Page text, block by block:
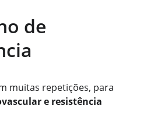
de
muitas repetições, para
e resistência